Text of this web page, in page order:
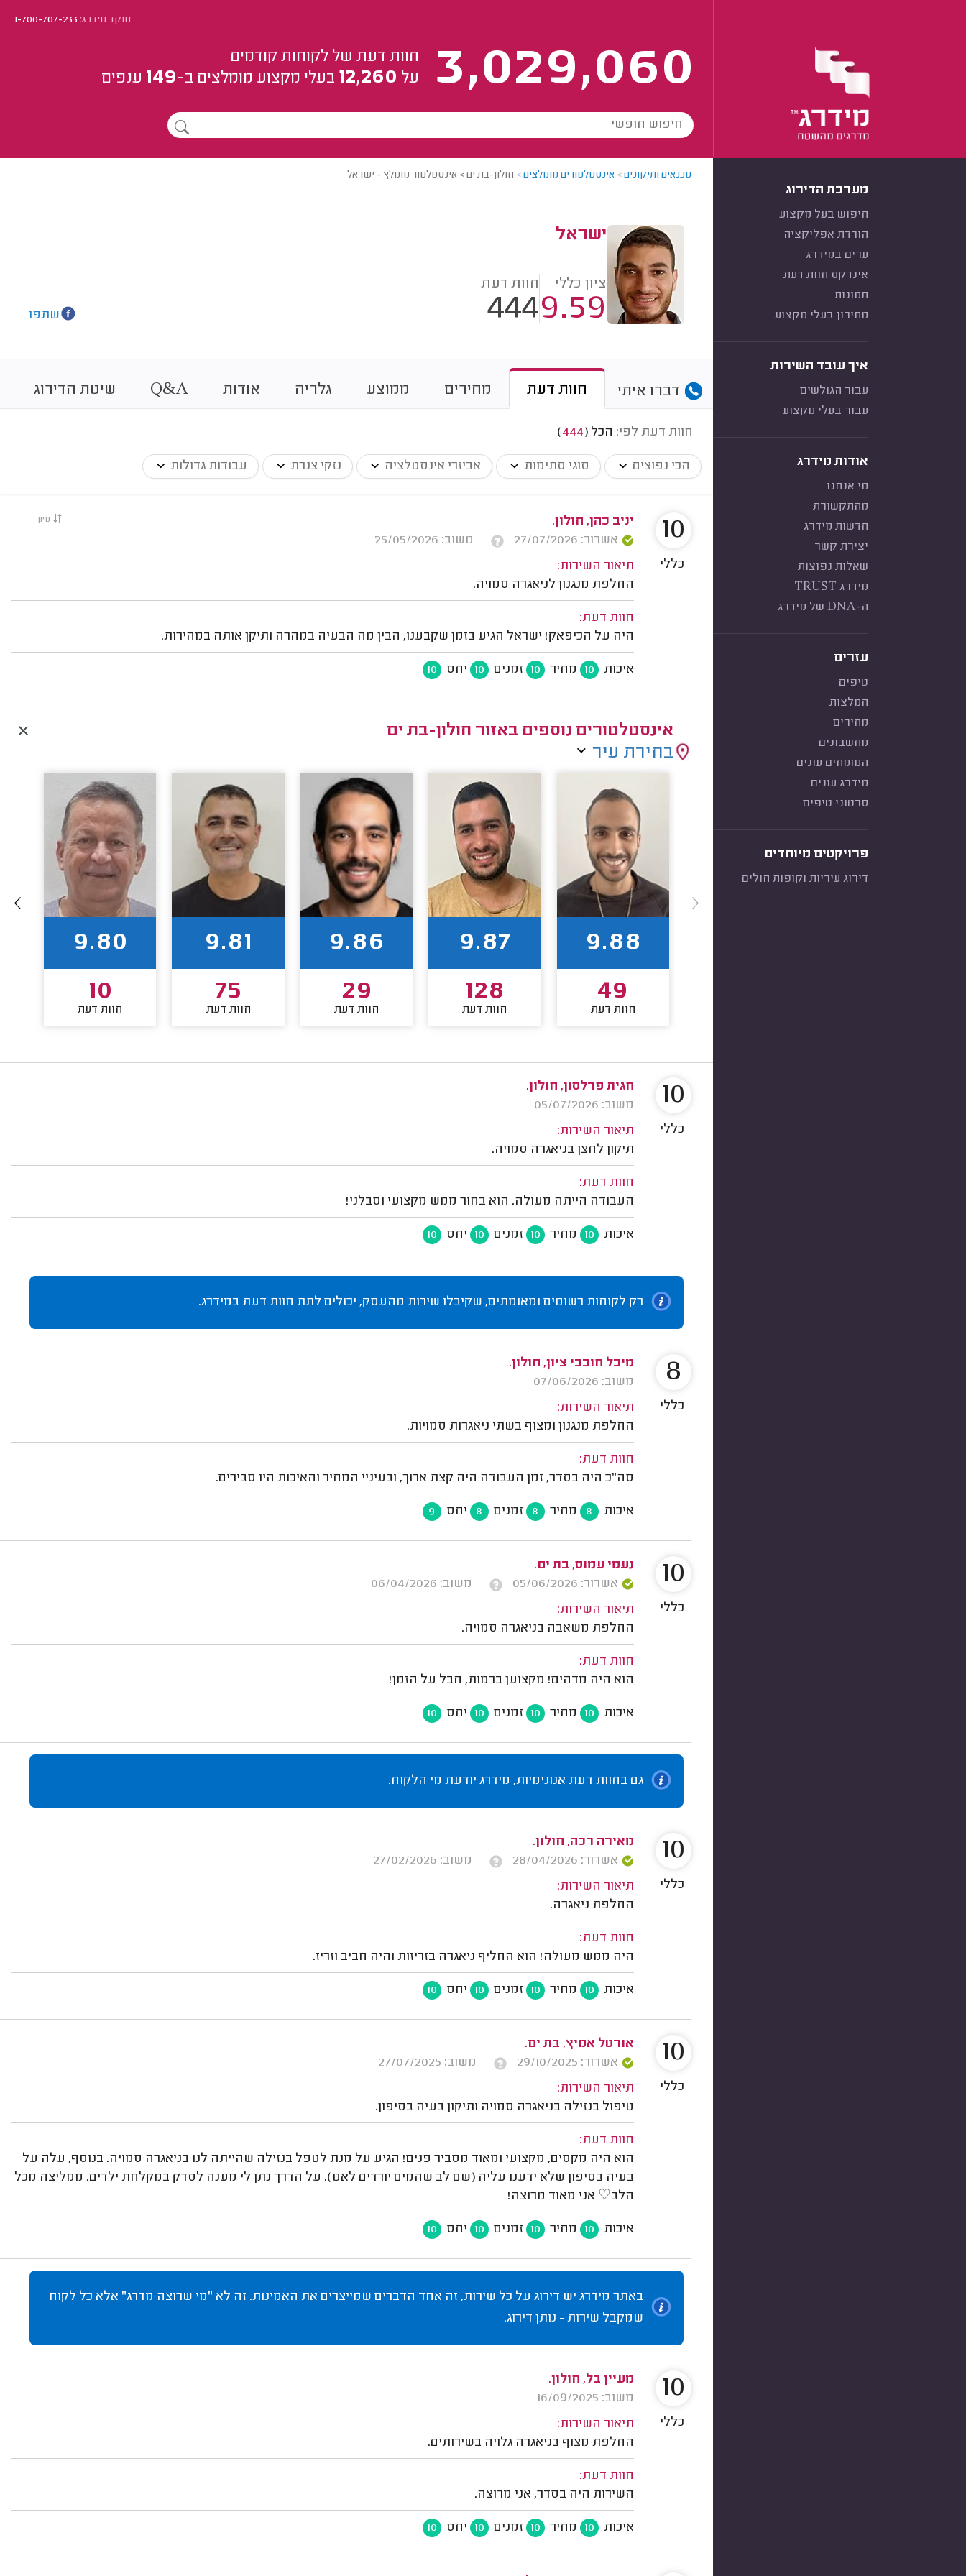
מוקד מידרג:1-700-707-233
3,029,060
חוות דעת של לקוחות קודמים
על 12,260 בעלי מקצוע מומלצים ב-149 ענפים
מערכת הדירוג
חיפוש בעל מקצוע
הורדת אפליקציה
ערים במידרג
אינדקס חוות דעת
תמונות
מחירון בעלי מקצוע
איך עובד השירות
עבור הגולשים
עבור בעלי מקצוע
אודות מידרג
מי אנחנו
מהתקשורת
חדשות מידרג
יצירת קשר
שאלות נפוצות
מידרג TRUST
ה-DNA של מידרג
עזרים
טיפים
המלצות
מחירים
מחשבונים
המומחים עונים
מידרג עונים
סרטוני טיפים
פרויקטים מיוחדים
דירוג עיריות וקופות חולים
טכנאים ותיקונים> אינסטלטורים מומלצים> חולון-בת ים > אינסטלטור מומלץ - ישראל
ישראל
ציון כללי
9.59
חוות דעת
444 שתפו
דברו איתי חוות דעת מחירים ממוצע גלריה אודות Q&A שיטת הדירוג
חוות דעת לפי: הכל (
444
)
הכי נפוצים סוגי סתימות אביזרי אינסטלציה נזקי צנרת עבודות גדולות
מיון
יניב כהן, חולון.
אשרור: 27/07/2026
משוב: 25/05/2026
תיאור השירות:
החלפת מנגנון לניאגרה סמויה.
חוות דעת:
היה על הכיפאק! ישראל הגיע בזמן שקבענו, הבין מה הבעיה במהרה ותיקן אותה במהירות.
איכות 10 מחיר 10 זמנים 10 יחס 10
10
כללי
אינסטלטורים נוספים באזור חולון-בת ים
בחירת עיר
9.88
49
חוות דעת
9.87
128
חוות דעת
9.86
29
חוות דעת
9.81
75
חוות דעת
9.80
10
חוות דעת
חגית פרלסון, חולון.
משוב: 05/07/2026
תיאור השירות:
תיקון לחצן בניאגרה סמויה.
חוות דעת:
העבודה הייתה מעולה. הוא בחור ממש מקצועי וסבלני!
איכות 10 מחיר 10 זמנים 10 יחס 10
10
כללי
רק לקוחות רשומים ומאומתים, שקיבלו שירות מהעסק, יכולים לתת חוות דעת במידרג.
מיכל חובבי ציון, חולון.
משוב: 07/06/2026
תיאור השירות:
החלפת מנגנון ומצוף בשתי ניאגרות סמויות.
חוות דעת:
סה"כ היה בסדר, זמן העבודה היה קצת ארוך, ובעיניי המחיר והאיכות היו סבירים.
איכות 8 מחיר 8 זמנים 8 יחס 9
8
כללי
נעמי עמוס, בת ים.
אשרור: 05/06/2026
משוב: 06/04/2026
תיאור השירות:
החלפת משאבה בניאגרה סמויה.
חוות דעת:
הוא היה מדהים! מקצוען ברמות, חבל על הזמן!
איכות 10 מחיר 10 זמנים 10 יחס 10
10
כללי
גם בחוות דעת אנונימיות, מידרג יודעת מי הלקוח.
מאירה רכה, חולון.
אשרור: 28/04/2026
משוב: 27/02/2026
תיאור השירות:
החלפת ניאגרה.
חוות דעת:
היה ממש מעולה! הוא החליף ניאגרה בזריזות והיה חביב וזריז.
איכות 10 מחיר 10 זמנים 10 יחס 10
10
כללי
אורטל אמיץ, בת ים.
אשרור: 29/10/2025
משוב: 27/07/2025
תיאור השירות:
טיפול בנזילה בניאגרה סמויה ותיקון בעיה בסיפון.
חוות דעת:
הוא היה מקסים, מקצועי ומאוד מסביר פנים! הגיע על מנת לטפל בנזילה שהייתה לנו בניאגרה סמויה. בנוסף, עלה על
בעיה בסיפון שלא ידענו עליה (שם לב שהמים יורדים לאט). על הדרך נתן לי מענה לסדק במקלחת ילדים. ממליצה מכל
הלב♡ אני מאוד מרוצה!
איכות 10 מחיר 10 זמנים 10 יחס 10
10
כללי
באתר מידרג יש דירוג על כל שירות, זה אחד הדברים שמייצרים את האמינות. זה לא "מי שרוצה מדרג" אלא כל לקוח
שמקבל שירות - נותן דירוג.
מעיין בל, חולון.
משוב: 16/09/2025
תיאור השירות:
החלפת מצוף בניאגרה גלויה בשירותים.
חוות דעת:
השירות היה בסדר, אני מרוצה.
איכות 10 מחיר 10 זמנים 10 יחס 10
10
כללי